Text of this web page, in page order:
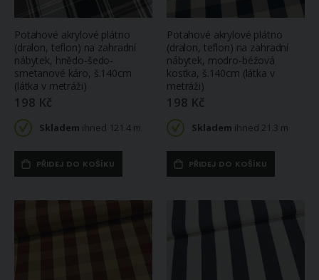
Potahové akrylové plátno
(dralon, teflon) na zahradní
nábytek, hnědo-šedo-
smetanové káro, š.140cm
(látka v metráži)
198 Kč
Skladem ihned 121.4 m
PŘIDEJ DO KOŠÍKU
Potahové akrylové plátno
(dralon, teflon) na zahradní
nábytek, modro-béžová
kostka, š.140cm (látka v
metráži)
198 Kč
Skladem ihned 21.3 m
PŘIDEJ DO KOŠÍKU
62 Kč
Skladem
ihned 4.8 m
(více variant)
Bavlněné plátno Jolana JO002/02 tmavě modrý a bílý proužek 2mm, š.150cm (látka v metráži)
182 Kč
Skladem
ihned 4.79 m
315 Kč
294 Kč
Skladem
ihned6 ks
319 Kč
ihned 8 ks
Koupelnová mycí žínka 23/42, bavlněné froté, jednobarevná tmavě šedá, 17x25cm
Skladem